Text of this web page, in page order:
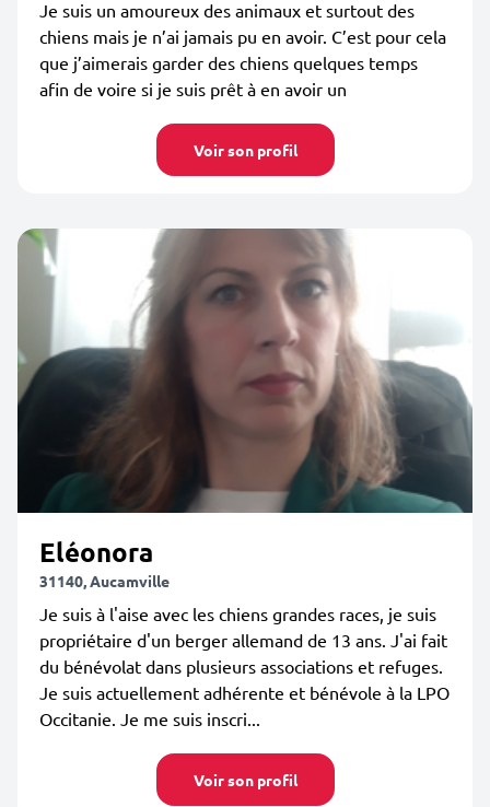
Je suis un amoureux des animaux et surtout des
chiens mais je n’ai jamais pu en avoir. C’est pour cela
que j’aimerais garder des chiens quelques temps
afin de voire si je suis prêt à en avoir un
Voir son profil
Eléonora
31140, Aucamville
Je suis à l'aise avec les chiens grandes races, je suis
propriétaire d'un berger allemand de 13 ans. J'ai fait
du bénévolat dans plusieurs associations et refuges.
Je suis actuellement adhérente et bénévole à la LPO
Occitanie. Je me suis inscri...
Voir son profil